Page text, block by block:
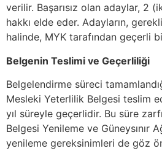
verilir. Başarısız olan adaylar, 2
hakkı elde eder. Adayların,
halinde, MYK tarafından geçerli
Belgenin Teslimi ve Geçerliliği
Belgelendirme süreci
Mesleki Yeterlilik Belgesi teslim
yıl süreyle geçerlidir. Bu süre
Belgesi Yenileme ve Güneysınır
yenileme gereksinimleri de göz